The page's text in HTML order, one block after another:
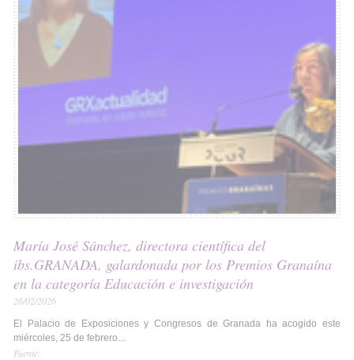
María José Sánchez, directora científica del
ibs.GRANADA, galardonada por los Premios Granaína
en la categoría Educación e investigación
26/02/2026
El Palacio de Exposiciones y Congresos de Granada ha acogido este
miércoles, 25 de febrero...
Fuente: